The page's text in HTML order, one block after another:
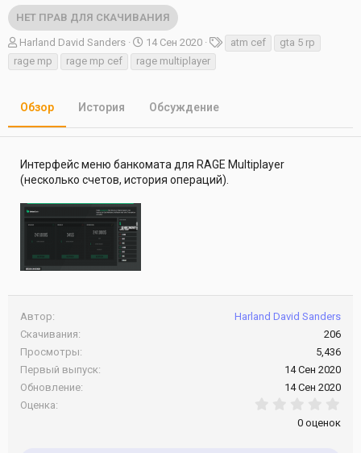
НЕТ ПРАВ ДЛЯ СКАЧИВАНИЯ
А
в
т
Harland David Sanders
Д
а
т
о
з
н
и
14 Сен 2020
е
atm cef
gta 5 rp
rage mp
rage mp cef rage multiplayer
Обзор История Обсуждение
Интерфейс меню банкомата для RAGE Multiplayer
(несколько счетов, история операций).
Автор
Harland David Sanders
Скачивания
206
Просмотры
5,436
Первый выпуск
14 Сен 2020
Обновление
14 Сен 2020
Оценка
0 оценок